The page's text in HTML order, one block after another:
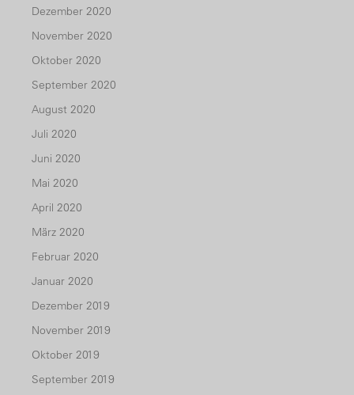
Dezember 2020
November 2020
Oktober 2020
September 2020
August 2020
Juli 2020
Juni 2020
Mai 2020
April 2020
März 2020
Februar 2020
Januar 2020
Dezember 2019
November 2019
Oktober 2019
September 2019